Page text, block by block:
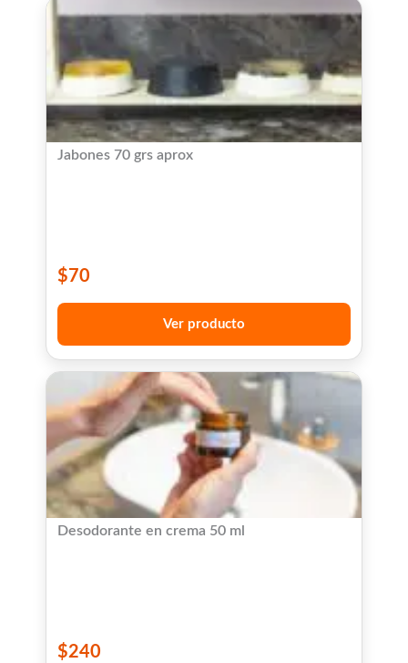
Jabones 70 grs aprox
$70
Ver producto
Desodorante en crema 50 ml
$240